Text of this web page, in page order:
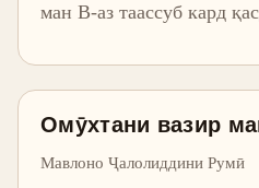
ман В-аз таассуб кард
Омӯхтани вазир
Мавлоно Ҷалолиддини Румӣ